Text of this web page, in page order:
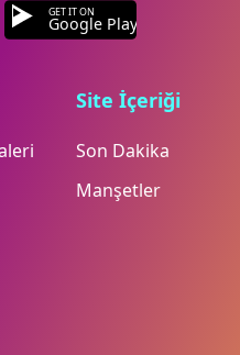
GET IT ON
Google Play
Site İçeriği
Son Dakika
Manşetler